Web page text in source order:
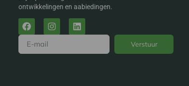
ontwikkelingen en aabiedingen.
Verstuur